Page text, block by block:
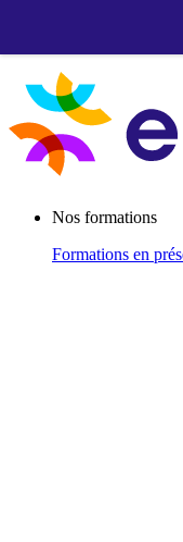
Nos formations
Formations en